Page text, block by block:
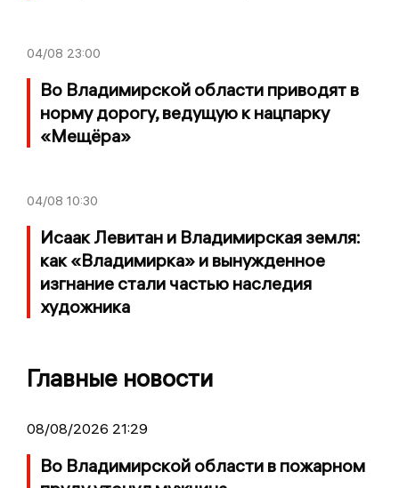
04/08 23:00
Во Владимирской области приводят в
норму дорогу, ведущую к нацпарку
«Мещёра»
04/08 10:30
Исаак Левитан и Владимирская земля:
как «Владимирка» и вынужденное
изгнание стали частью наследия
художника
Главные новости
08/08/2026 21:29
Во Владимирской области в пожарном